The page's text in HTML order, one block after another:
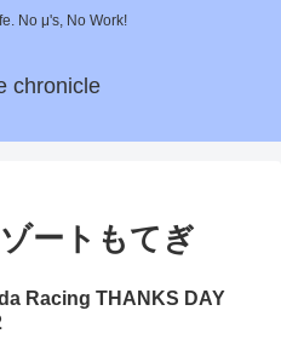
No μ's, No Work!
chronicle
ートもてぎ
Racing THANKS DAY